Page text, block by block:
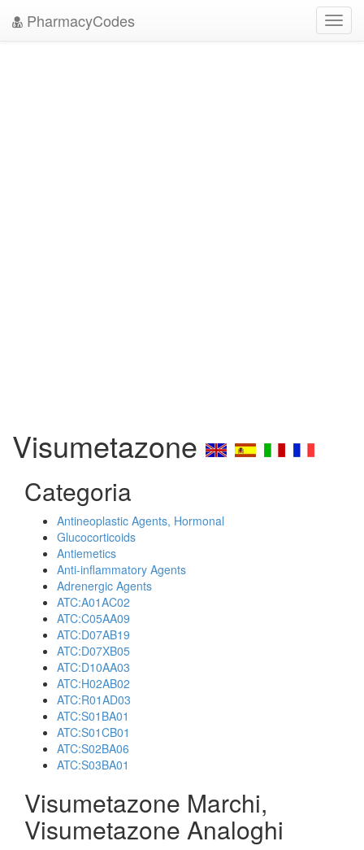
PharmacyCodes
Visumetazone
Categoria
Antineoplastic Agents, Hormonal
Glucocorticoids
Antiemetics
Anti-inflammatory Agents
Adrenergic Agents
ATC:A01AC02
ATC:C05AA09
ATC:D07AB19
ATC:D07XB05
ATC:D10AA03
ATC:H02AB02
ATC:R01AD03
ATC:S01BA01
ATC:S01CB01
ATC:S02BA06
ATC:S03BA01
Visumetazone Marchi,
Visumetazone Analoghi